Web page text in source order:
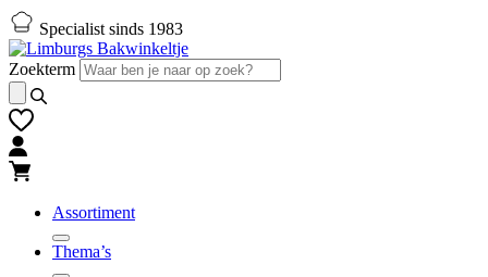
Naar
hoofd-
inhoud
gaan
Naar
footer
gaan
Specialist sinds 1983
Zoekterm
Assortiment
Thema’s